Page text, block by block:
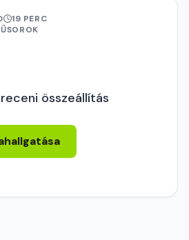
19 PERC
összeállítás